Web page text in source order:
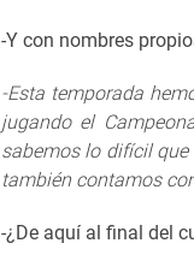
-Y con nombres
-Esta temporada
jugando el
sabemos lo difícil que
también contamos
-¿De aquí al final del